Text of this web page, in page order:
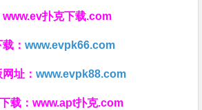
www.ev扑克下载.com
载：www.evpk66.com
网址：www.evpk88.com
载：www.apt扑克.com